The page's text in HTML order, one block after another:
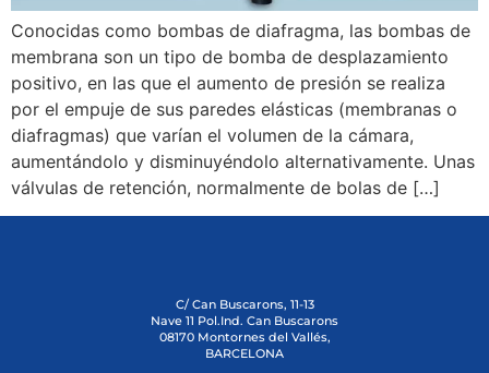
Conocidas como bombas de diafragma, las bombas de
membrana son un tipo de bomba de desplazamiento
positivo, en las que el aumento de presión se realiza
por el empuje de sus paredes elásticas (membranas o
diafragmas) que varían el volumen de la cámara,
aumentándolo y disminuyéndolo alternativamente. Unas
válvulas de retención, normalmente de bolas de […]
C/ Can Buscarons, 11-13
Nave 11 Pol.Ind. Can Buscarons
08170 Montornes del Vallés,
BARCELONA